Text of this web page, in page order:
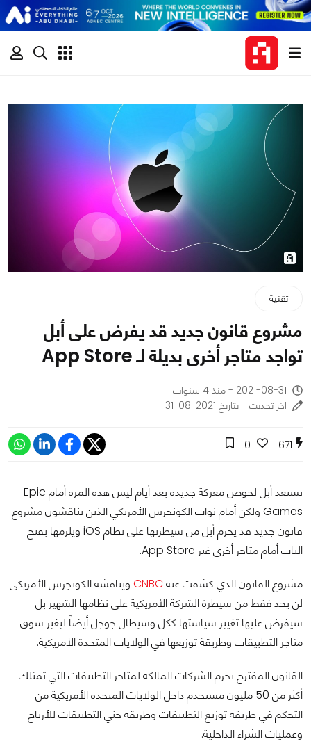
تقنية
مشروع قانون جديد قد يفرض على أبل
تواجد متاجر أخرى بديلة لـ App Store
2021-08-31 - منذ 4 سنوات
اخر تحديث - بتاريخ 2021-08-31
671
0
تستعد أبل لخوض معركة جديدة بعد أيام ليس هذه المرة أمام Epic
Games ولكن أمام نواب الكونجرس الأمريكي الذين يناقشون مشروع
قانون جديد قد يحرم أبل من سيطرتها على نظام iOS ويلزمها بفتح
الباب أمام متاجر أخرى غير App Store.
مشروع القانون الذي كشفت عنهCNBC ويناقشه الكونجرس الأمريكي
لن يحد فقط من سيطرة الشركة الأمريكية على نظامها الشهير بل
سيفرض عليها تغيير سياستها ككل وسيطال جوجل أيضاً ليغير سوق
متاجر التطبيقات وطريقة توزيعها في الولايات المتحدة الأمريكية.
القانون المقترح يحرم الشركات المالكة لمتاجر التطبيقات التي تمتلك
أكثر من 50 مليون مستخدم داخل الولايات المتحدة الأمريكية من
التحكم في طريقة توزيع التطبيقات وطريقة جني التطبيقات للأرباح
وعمليات الشراء الداخلية.